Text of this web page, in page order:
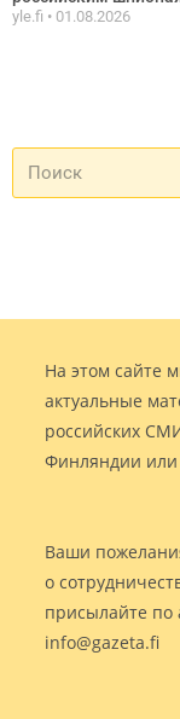
yle.fi 01.08.2026
На этом сайте
актуальные
российских
Финляндии
Ваши
о
присылайте по
info@gazeta.fi